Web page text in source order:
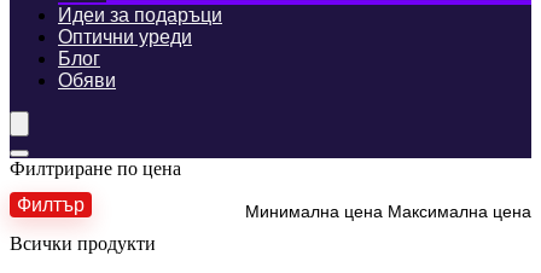
Идеи за подаръци
Оптични уреди
Блог
Обяви
Филтриране по цена
Минимална цена Максимална цена
Филтър
Всички продукти